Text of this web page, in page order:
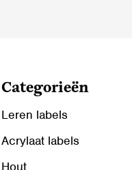
Categorieën
Leren labels
Acrylaat labels
Hout